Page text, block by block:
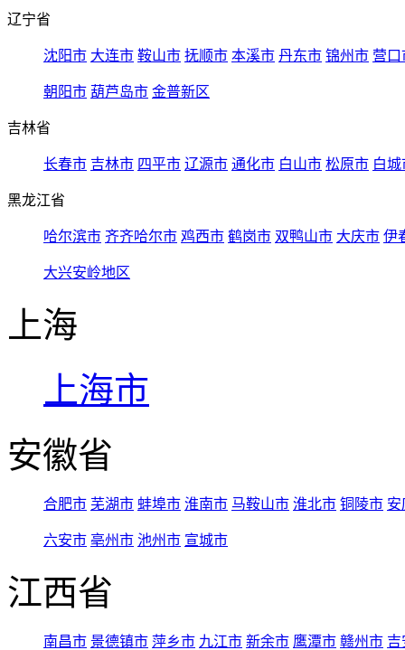
辽宁省
沈阳市 大连市 鞍山市 抚顺市 本溪市 丹东市 锦州市 营口
朝阳市 葫芦岛市 金普新区
吉林省
长春市 吉林市 四平市 辽源市 通化市 白山市 松原市 白城
黑龙江省
哈尔滨市 齐齐哈尔市 鸡西市 鹤岗市 双鸭山市 大庆市 伊
大兴安岭地区
上海
上海市
安徽省
合肥市 芜湖市 蚌埠市 淮南市 马鞍山市 淮北市 铜陵市 安
六安市 亳州市 池州市 宣城市
江西省
南昌市 景德镇市 萍乡市 九江市 新余市 鹰潭市 赣州市 吉